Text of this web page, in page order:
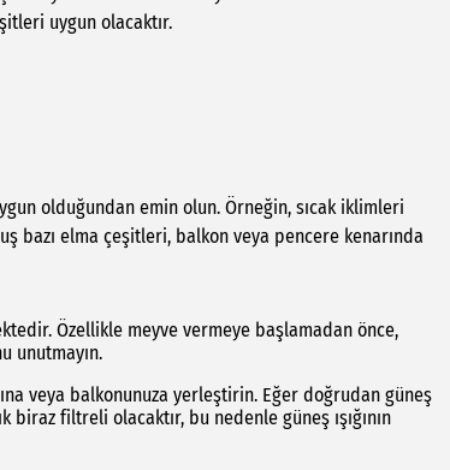
uygun olacaktır.
olduğundan emin olun. Örneğin, sıcak iklimleri
bazı elma çeşitleri, balkon veya pencere kenarında
Özellikle meyve vermeye başlamadan önce,
unutmayın.
veya balkonunuza yerleştirin. Eğer doğrudan güneş
biraz filtreli olacaktır, bu nedenle güneş ışığının